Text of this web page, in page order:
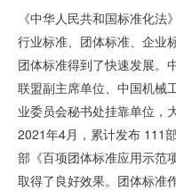
《中华人民共和国标准化法
行业标准、团体标准、企业
团体标准得到了快速发展。
联盟副主席单位、中国机械
业委员会秘书处挂靠单位，
2021年4月，累计发布 111
部《百项团体标准应用示范
取得了良好效果。团体标准